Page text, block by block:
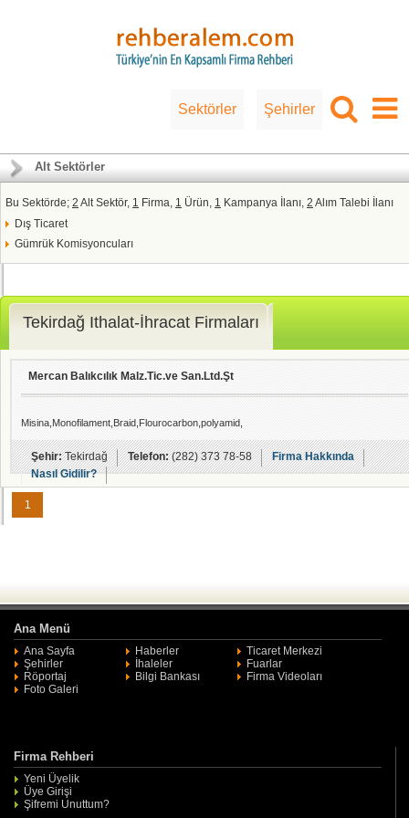
Sektörler Şehirler
Alt Sektörler
Bu Sektörde; 2 Alt Sektör, 1 Firma, 1 Ürün, 1 Kampanya İlanı, 2 Alım Talebi İlanı
Dış Ticaret
Gümrük Komisyoncuları
Tekirdağ Ithalat-İhracat Firmaları
Mercan Balıkcılık Malz.Tic.ve San.Ltd.Şt
Misina,Monofilament,Braid,Flourocarbon,polyamid,
Şehir:Tekirdağ Telefon:(282) 373 78-58
Firma Hakkında
Nasıl Gidilir?
1
Ana Menü
Ana Sayfa Haberler
Ticaret Merkezi
Şehirler
İhaleler
Fuarlar
Röportaj
Bilgi Bankası
Firma Videoları
Foto Galeri
Firma Rehberi
Yeni Üyelik
Üye Girişi
Şifremi Unuttum?